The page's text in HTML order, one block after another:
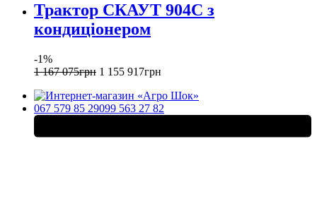
Трактор СКАУТ 904C з
кондиціонером
-1%
1 167 075грн 1 155 917грн
067 579 85 29099 563 27 82